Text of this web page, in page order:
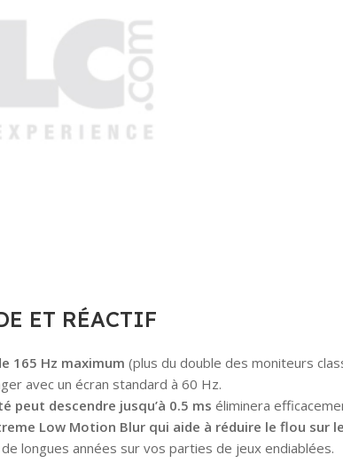
ET RÉACTIF
165 Hz maximum (plus du double des moniteurs
avec un écran standard à 60 Hz.
peut descendre jusqu’à 0.5 ms éliminera
Low Motion Blur qui aide à réduire le flou sur
longues années sur vos parties de jeux endiablées.